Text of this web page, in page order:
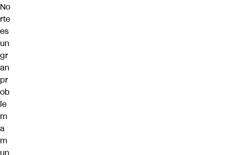
No
rte
es
un
gr
an
pr
ob
le
m
a
m
un